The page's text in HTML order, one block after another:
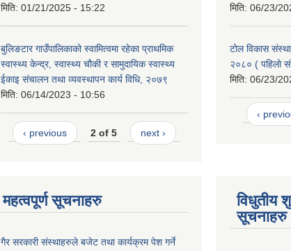
मिति: 01/21/2025 - 15:22
बुलिङटार गाउँपालिकाको स्वामित्वमा रहेका प्राथमिक
स्वास्थ्य केन्द्र, स्वास्थ्य चौकी र सामुदायिक स्वास्थ्य
ईकाइ संचालन तथा व्यवस्थापन कार्य विधि, २०७९
मिति: 06/14/2023 - 10:56
‹ previous 2 of 5 next ›
मिति: 06/23/
टोल विकास
२०८० ( पहिलो
मिति: 06/23/
‹
महत्वपूर्ण सूचनाहरु
गैर सरकारी संस्थाहरुले बजेट तथा कार्यक्रम पेश गर्ने
विधुतीय
सूचनाहरु